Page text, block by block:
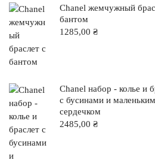
Chanel жемчужный
бантом
1285,00 ₴
Chanel набор - колье и
с бусинами и маленьким
сердечком
2485,00 ₴